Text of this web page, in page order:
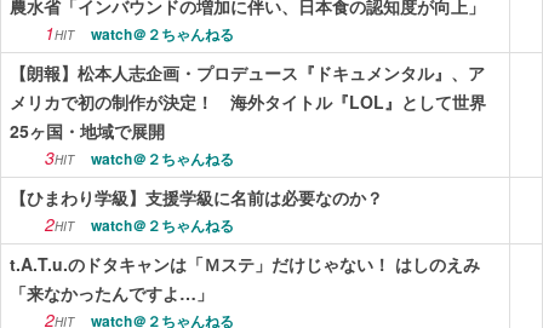
農水省「インバウンドの増加に伴い、日本食の認知度が向上」
1HIT watch＠２ちゃんねる
【朗報】松本人志企画・プロデュース『ドキュメンタル』、ア
メリカで初の制作が決定！ 海外タイトル『LOL』として世界
25ヶ国・地域で展開
3HIT watch＠２ちゃんねる
【ひまわり学級】支援学級に名前は必要なのか？
2HIT watch＠２ちゃんねる
t.A.T.u.のドタキャンは「Ｍステ」だけじゃない！ はしのえみ
「来なかったんですよ…」
2HIT watch＠２ちゃんねる